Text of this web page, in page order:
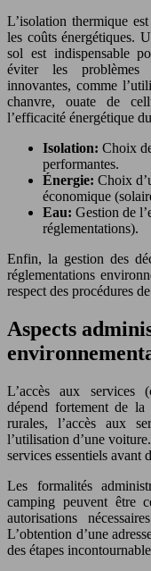
L’isolation thermique
les coûts énergétiques.
sol est indispensable
éviter les problèmes
innovantes, comme
chanvre, ouate de
l’efficacité énergétique
Isolation: Choix
performantes.
Énergie: Choix
économique
Eau: Gestion de
réglementations).
Enfin, la gestion des
réglementations
respect des procédures
Aspects
L’accès aux services
dépend fortement de
rurales, l’accès aux
l’utilisation d’une
services essentiels avant
Les formalités
camping peuvent être
autorisations
L’obtention d’une
des étapes